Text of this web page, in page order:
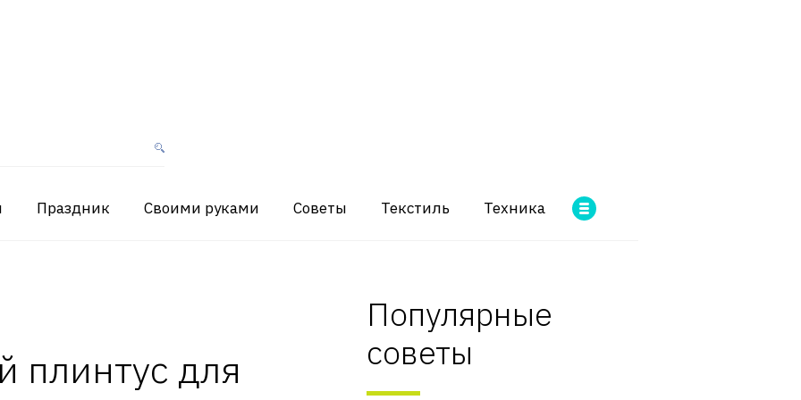
Праздник Своими руками Советы Текстиль Техника
для
Популярные
советы